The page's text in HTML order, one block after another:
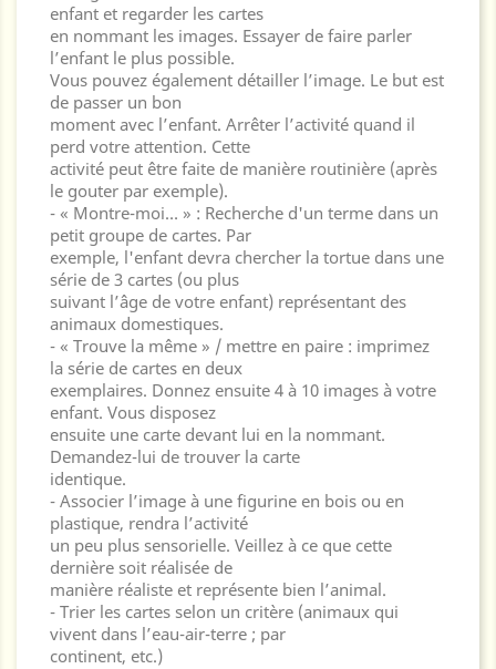
enfant et regarder les cartes
en nommant les images. Essayer de faire parler
l’enfant le plus possible.
Vous pouvez également détailler l’image. Le but est
de passer un bon
moment avec l’enfant. Arrêter l’activité quand il
perd votre attention. Cette
activité peut être faite de manière routinière (après
le gouter par exemple).
- « Montre-moi… » : Recherche d'un terme dans un
petit groupe de cartes. Par
exemple, l'enfant devra chercher la tortue dans une
série de 3 cartes (ou plus
suivant l’âge de votre enfant) représentant des
animaux domestiques.
- « Trouve la même » / mettre en paire : imprimez
la série de cartes en deux
exemplaires. Donnez ensuite 4 à 10 images à votre
enfant. Vous disposez
ensuite une carte devant lui en la nommant.
Demandez-lui de trouver la carte
identique.
- Associer l’image à une figurine en bois ou en
plastique, rendra l’activité
un peu plus sensorielle. Veillez à ce que cette
dernière soit réalisée de
manière réaliste et représente bien l’animal.
- Trier les cartes selon un critère (animaux qui
vivent dans l’eau-air-terre ; par
continent, etc.)